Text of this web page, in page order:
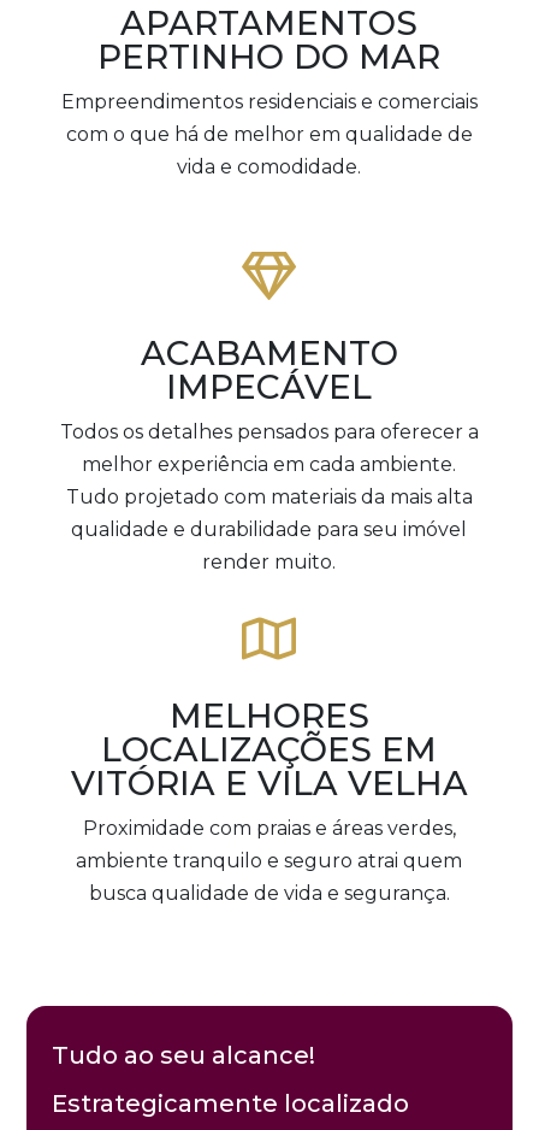
APARTAMENTOS
PERTINHO DO MAR
Empreendimentos residenciais e comerciais
com o que há de melhor em qualidade de
vida e comodidade.

ACABAMENTO
IMPECÁVEL
Todos os detalhes pensados para oferecer a
melhor experiência em cada ambiente.
Tudo projetado com materiais da mais alta
qualidade e durabilidade para seu imóvel
render muito.

MELHORES
LOCALIZAÇÕES EM
VITÓRIA E VILA VELHA
Proximidade com praias e áreas verdes,
ambiente tranquilo e seguro atrai quem
busca qualidade de vida e segurança.
Tudo ao seu alcance!
Estrategicamente localizado